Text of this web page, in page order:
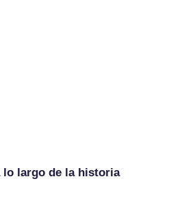
lo largo de la historia